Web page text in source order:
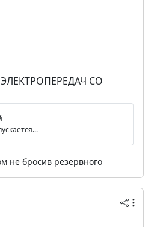
СО
не бросив резервного